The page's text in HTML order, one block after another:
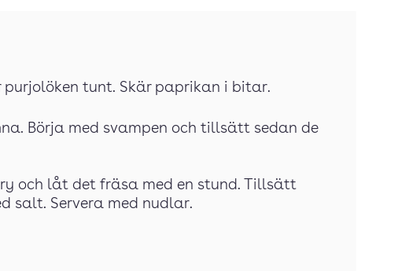
purjolöken tunt. Skär paprikan i bitar.
Börja med svampen och tillsätt sedan de
och låt det fräsa med en stund. Tillsätt
salt. Servera med nudlar.